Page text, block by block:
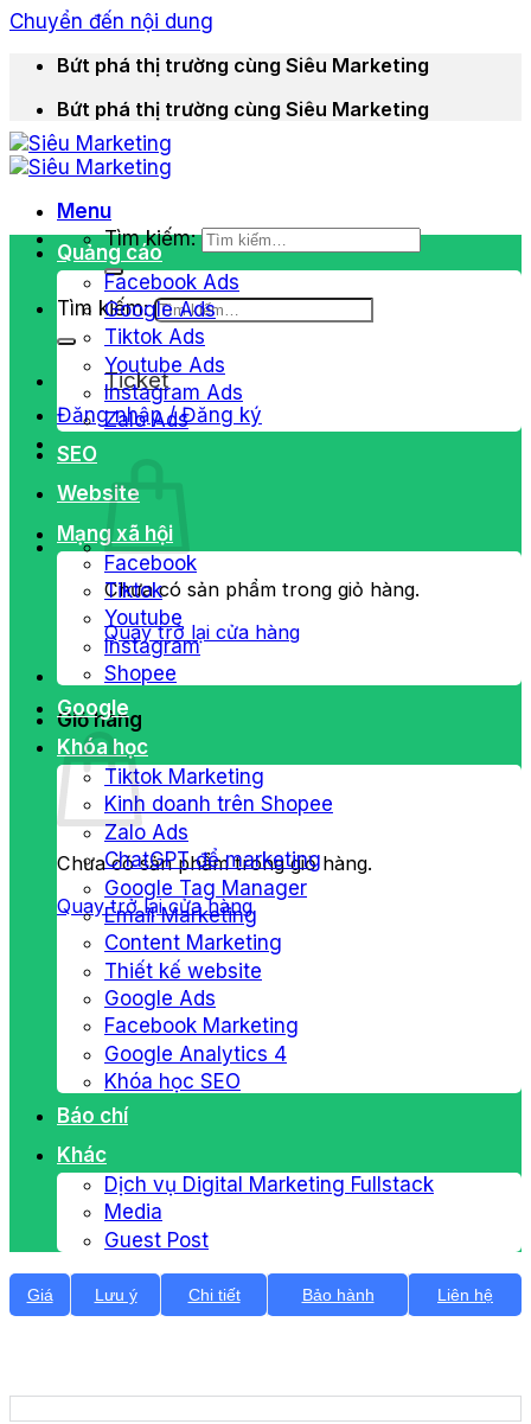
Chuyển đến nội dung
Bứt phá thị trường cùng Siêu Marketing
Bứt phá thị trường cùng Siêu Marketing
Menu
Tìm kiếm:
Tìm kiếm:
Ticket
Đăng nhập / Đăng ký
Chưa có sản phẩm trong giỏ hàng.
Quay trở lại cửa hàng
Giỏ hàng
Chưa có sản phẩm trong giỏ hàng.
Quay trở lại cửa hàng
Quảng cáo
Facebook Ads
Google Ads
Tiktok Ads
Youtube Ads
Instagram Ads
Zalo Ads
SEO
Website
Mạng xã hội
Facebook
Tiktok
Youtube
Instagram
Shopee
Google
Khóa học
Tiktok Marketing
Kinh doanh trên Shopee
Zalo Ads
ChatGPT để marketing
Google Tag Manager
Email Marketing
Content Marketing
Thiết kế website
Google Ads
Facebook Marketing
Google Analytics 4
Khóa học SEO
Báo chí
Khác
Dịch vụ Digital Marketing Fullstack
Media
Guest Post
Giá Lưu ý Chi tiết Bảo hành Liên hệ